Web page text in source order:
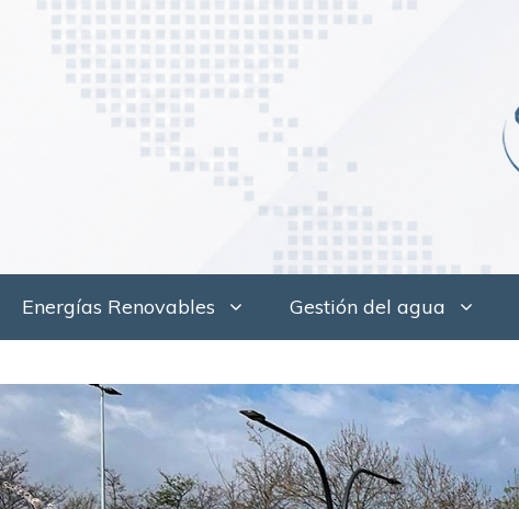
contenido
Energías Renovables Gestión del agua